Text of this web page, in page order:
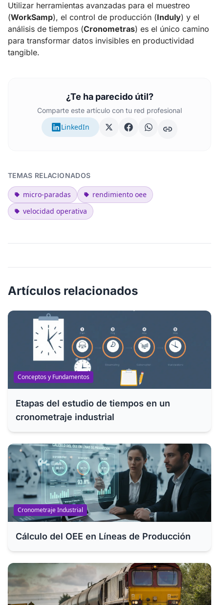
Utilizar herramientas avanzadas para el muestreo
(WorkSamp), el control de producción (Induly) y el
análisis de tiempos (Cronometras) es el único camino
para transformar datos invisibles en productividad
tangible.
¿Te ha parecido útil?
Comparte este artículo con tu red profesional
LinkedIn
TEMAS RELACIONADOS
micro-paradas
rendimiento oee
velocidad operativa
Artículos relacionados
Conceptos y Fundamentos
Etapas del estudio de tiempos en un
cronometraje industrial
Cronometraje Industrial
Cálculo del OEE en Líneas de Producción